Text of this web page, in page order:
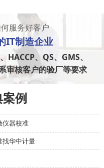
服务好客户
IT制造企业
HACCP、QS、GMS、
审核客户的验厂等要求
例
仪器校准
找华中计量